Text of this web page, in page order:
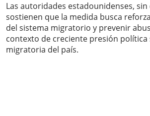
Las autoridades estadounidenses,
sostienen que la medida busca
del sistema migratorio y prevenir
contexto de creciente presión
migratoria del país.